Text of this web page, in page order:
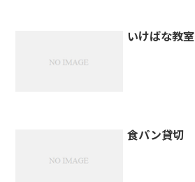
いけばな教室
食パン貸切